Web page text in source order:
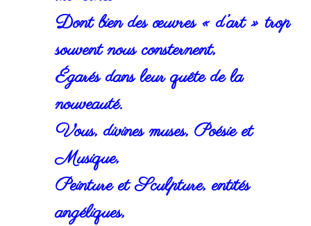
Dont bien des œuvres « d’art » trop
souvent nous consternent,
Égarés dans leur quête de la
nouveauté.
Vous, divines muses, Poésie et
Musique,
Peinture et Sculpture, entités
angéliques,